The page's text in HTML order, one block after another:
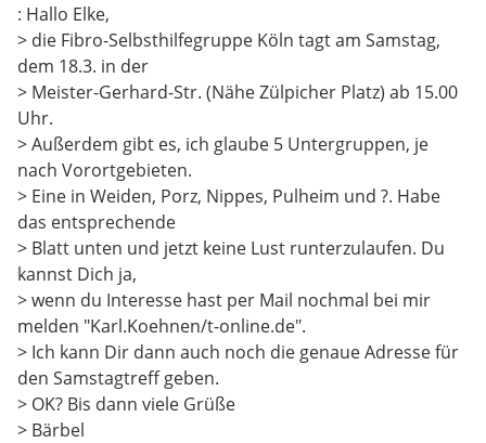
: Hallo Elke,
> die Fibro-Selbsthilfegruppe Köln tagt am Samstag,
dem 18.3. in der
> Meister-Gerhard-Str. (Nähe Zülpicher Platz) ab 15.00
Uhr.
> Außerdem gibt es, ich glaube 5 Untergruppen, je
nach Vorortgebieten.
> Eine in Weiden, Porz, Nippes, Pulheim und ?. Habe
das entsprechende
> Blatt unten und jetzt keine Lust runterzulaufen. Du
kannst Dich ja,
> wenn du Interesse hast per Mail nochmal bei mir
melden "Karl.Koehnen/t-online.de".
> Ich kann Dir dann auch noch die genaue Adresse für
den Samstagtreff geben.
> OK? Bis dann viele Grüße
> Bärbel